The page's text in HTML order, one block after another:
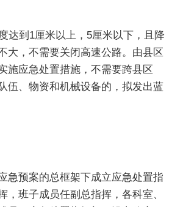
达到1厘米以上，5厘米以下，且降
大，不需要关闭高速公路。由县区
施应急处置措施，不需要跨县区
伍、物资和机械设备的，拟发出蓝
急预案的总框架下成立应急处置指
，班子成员任副总指挥，各科室、